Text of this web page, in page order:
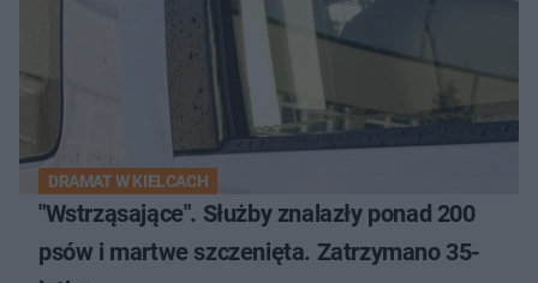
DRAMAT W KIELCACH
"Wstrząsające". Służby znalazły ponad 200
psów i martwe szczenięta. Zatrzymano 35-